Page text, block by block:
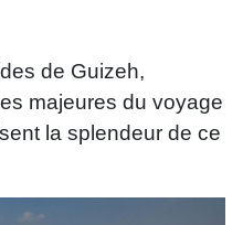
de Guizeh,
majeures du voyage
la splendeur de ce